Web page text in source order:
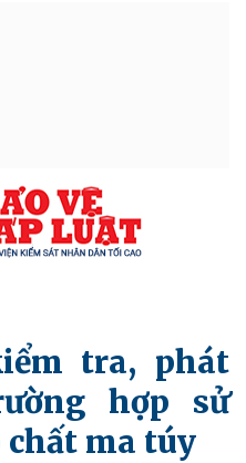
tra, phát
hợp sử
ma túy